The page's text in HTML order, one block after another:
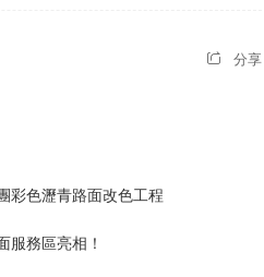
分享
彩色瀝青路面改色工程
服務區亮相！